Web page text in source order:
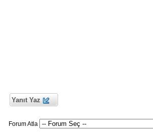
Yanıt Yaz
Forum Atla